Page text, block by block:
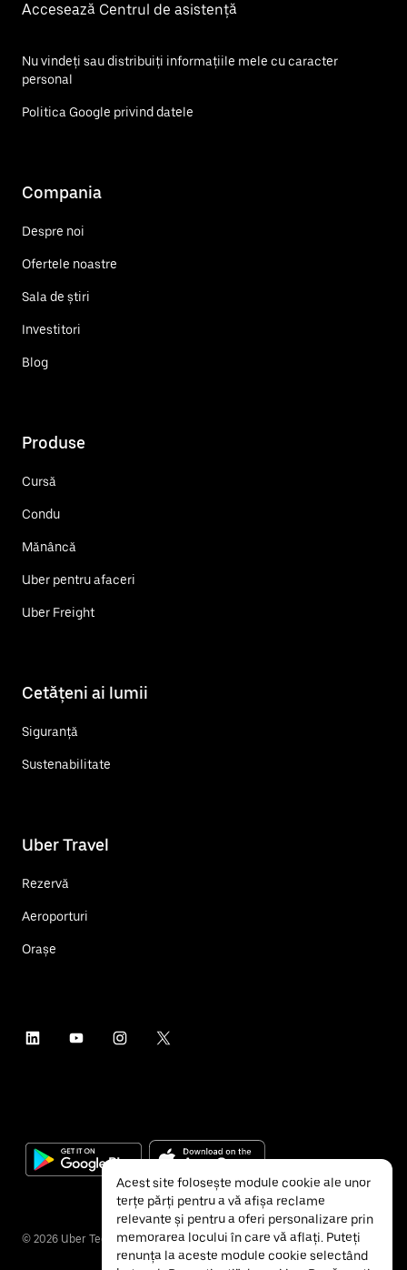
Accesează Centrul de asistență
Nu vindeți sau distribuiți informațiile mele cu caracter
personal
Politica Google privind datele
Compania
Despre noi
Ofertele noastre
Sala de știri
Investitori
Blog
Produse
Cursă
Condu
Mănâncă
Uber pentru afaceri
Uber Freight
Cetățeni ai lumii
Siguranță
Sustenabilitate
Uber Travel
Rezervă
Aeroporturi
Orașe
© 2026 Uber Technologies Inc.
Acest site folosește module cookie ale unor
terțe părți pentru a vă afișa reclame
relevante și pentru a oferi personalizare prin
memorarea locului în care vă aflați. Puteți
renunța la aceste module cookie selectând